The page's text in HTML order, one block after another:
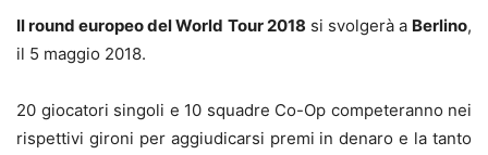
Il round europeo del World Tour 2018 si svolgerà a Berlino,
il 5 maggio 2018.
20 giocatori singoli e 10 squadre Co-Op competeranno nei
rispettivi gironi per aggiudicarsi premi in denaro e la tanto